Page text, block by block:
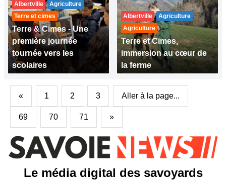
Albertville
Agriculture
Terre et cimes
Terre & Cimes - Une
première journée
tournée vers les
scolaires
Albertville
Agriculture
Agriculture
Terre et Cimes,
immersion au cœur de
la ferme
« 1 2 3 Aller à la page...
69 70 71 »
Le média digital des savoyards